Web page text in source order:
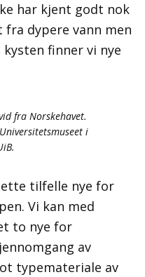
har kjent godt nok
fra dypere vann men
finner vi nye
fra Norskehavet.
i
tilfelle nye for
Vi kan med
to nye for
av
typemateriale av